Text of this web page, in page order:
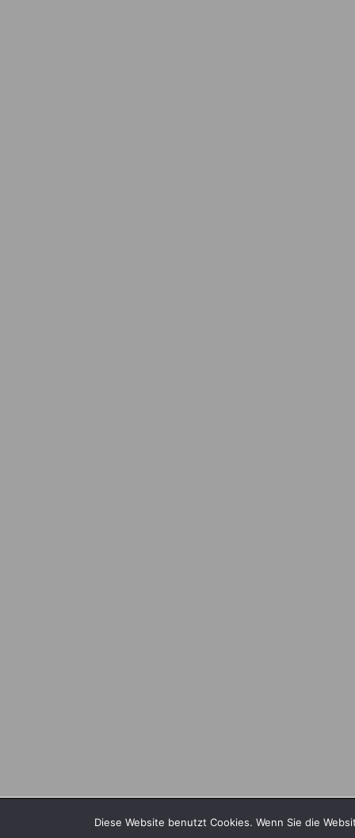
Wir verwenden Cookies, um dir die bestmögliche
You can find out more about which cookies we are
Diese Website benutzt Cookies. Wenn Sie die